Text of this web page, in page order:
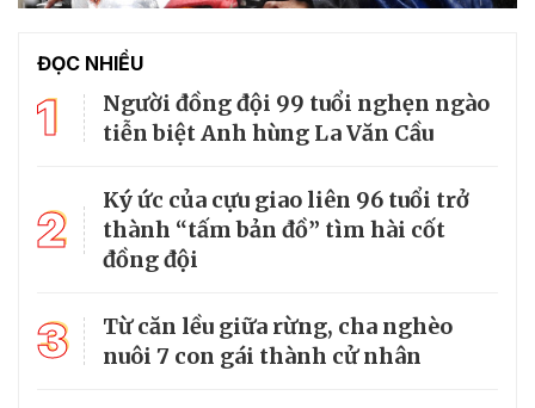
ĐỌC NHIỀU
1
Người đồng đội 99 tuổi nghẹn ngào
tiễn biệt Anh hùng La Văn Cầu
2
Ký ức của cựu giao liên 96 tuổi trở
thành “tấm bản đồ” tìm hài cốt
đồng đội
3
Từ căn lều giữa rừng, cha nghèo
nuôi 7 con gái thành cử nhân